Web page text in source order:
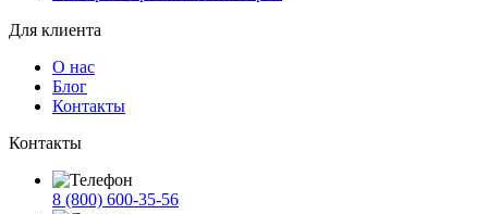
Для клиента
О нас
Блог
Контакты
Контакты
8 (800) 600-35-56